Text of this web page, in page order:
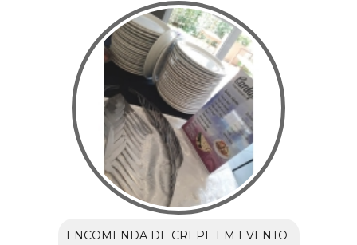
ENCOMENDA DE CREPE EM EVENTO